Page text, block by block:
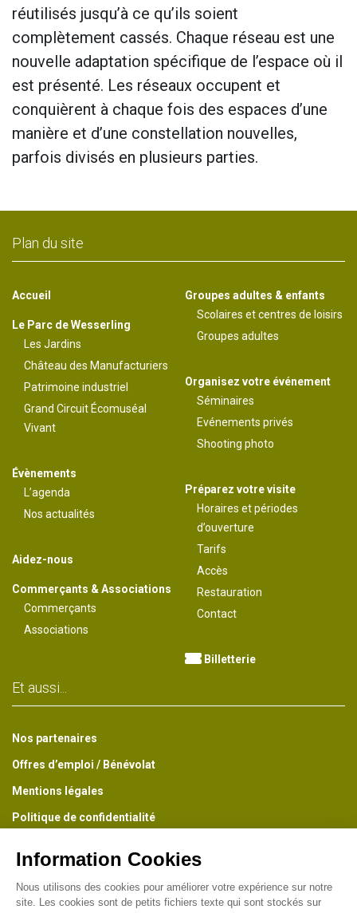
réutilisés jusqu’à ce qu’ils soient
complètement cassés. Chaque réseau est une
nouvelle adaptation spécifique de l’espace où il
est présenté. Les réseaux occupent et
conquièrent à chaque fois des espaces d’une
manière et d’une constellation nouvelles,
parfois divisés en plusieurs parties.
Plan du site
Accueil
Le Parc de Wesserling
Les Jardins
Château des Manufacturiers
Patrimoine industriel
Grand Circuit Écomuséal
Vivant
Évènements
L’agenda
Nos actualités
Aidez-nous
Commerçants & Associations
Commerçants
Associations
Groupes adultes & enfants
Scolaires et centres de loisirs
Groupes adultes
Organisez votre événement
Séminaires
Evénements privés
Shooting photo
Préparez votre visite
Horaires et périodes
d’ouverture
Tarifs
Accès
Restauration
Contact
Billetterie
Et aussi...
Nos partenaires
Offres d’emploi / Bénévolat
Mentions légales
Politique de confidentialité
La Newsletter du Parc